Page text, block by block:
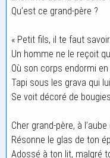
Qu’est ce grand-père ?
« Petit fils, il te faut
Un homme ne le reçoit
Où son corps endormi
Tapi sous les grava qui
Se voit décoré de
Cher grand-père, à
Résonne le glas de ton
Adossé à ton lit, malgré